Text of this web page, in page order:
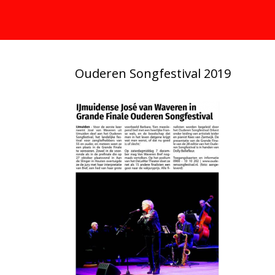
Ouderen Songfestival 2019